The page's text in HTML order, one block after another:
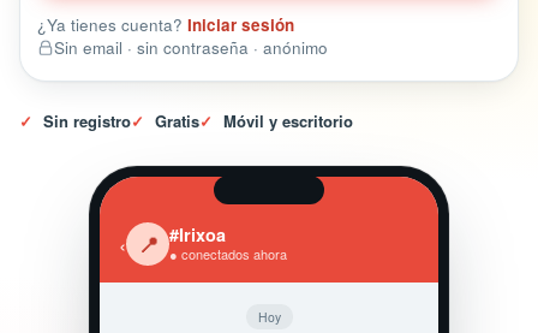
¿Ya tienes cuenta? Iniciar sesión
Sin email · sin contraseña · anónimo
✓ Sin registro✓ Gratis✓ Móvil y escritorio
‹ 📍 #Irixoa
● conectados ahora
Hoy